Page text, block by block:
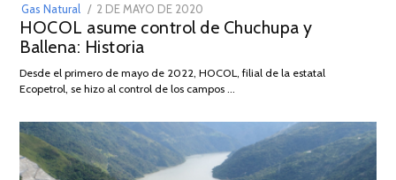
Gas Natural
POSTED
ON
2 DE MAYO DE 2020
DE
2026
HOCOL asume control de Chuchupa y
Ballena: Historia
Desde el primero de mayo de 2022, HOCOL, filial de la estatal
Ecopetrol, se hizo al control de los campos …